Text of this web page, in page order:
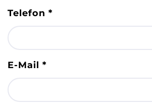
Telefon *
E-Mail *